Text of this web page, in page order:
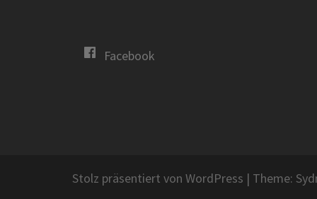
Facebook
Stolz präsentiert von WordPress | Theme: